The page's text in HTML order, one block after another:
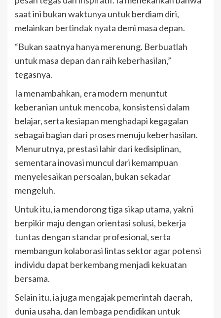
saat ini bukan waktunya untuk berdiam diri,
melainkan bertindak nyata demi masa depan.
“Bukan saatnya hanya merenung. Berbuatlah
untuk masa depan dan raih keberhasilan,”
tegasnya.
Ia menambahkan, era modern menuntut
keberanian untuk mencoba, konsistensi dalam
belajar, serta kesiapan menghadapi kegagalan
sebagai bagian dari proses menuju keberhasilan.
Menurutnya, prestasi lahir dari kedisiplinan,
sementara inovasi muncul dari kemampuan
menyelesaikan persoalan, bukan sekadar
mengeluh.
Untuk itu, ia mendorong tiga sikap utama, yakni
berpikir maju dengan orientasi solusi, bekerja
tuntas dengan standar profesional, serta
membangun kolaborasi lintas sektor agar potensi
individu dapat berkembang menjadi kekuatan
bersama.
Selain itu, ia juga mengajak pemerintah daerah,
dunia usaha, dan lembaga pendidikan untuk